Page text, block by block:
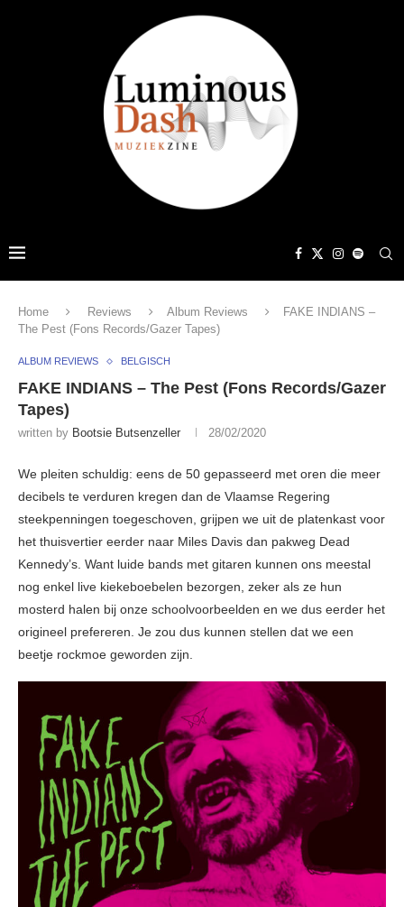
Home Reviews Album Reviews
FAKE INDIANS –
The Pest (Fons Records/Gazer Tapes)
ALBUM REVIEWS BELGISCH
FAKE INDIANS – The Pest (Fons Records/Gazer
Tapes)
written by Bootsie Butsenzeller 28/02/2020
We pleiten schuldig: eens de 50 gepasseerd met oren die meer
decibels te verduren kregen dan de Vlaamse Regering
steekpenningen toegeschoven, grijpen we uit de platenkast voor
het thuisvertier eerder naar Miles Davis dan pakweg Dead
Kennedy’s. Want luide bands met gitaren kunnen ons meestal
nog enkel live kiekeboebelen bezorgen, zeker als ze hun
mosterd halen bij onze schoolvoorbeelden en we dus eerder het
origineel prefereren. Je zou dus kunnen stellen dat we een
beetje rockmoe geworden zijn.